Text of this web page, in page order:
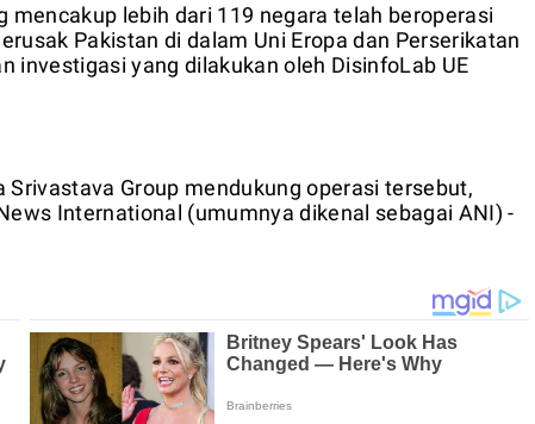
lebih dari 119 negara telah beroperasi
Pakistan di dalam Uni Eropa dan Perserikatan
investigasi yang dilakukan oleh DisinfoLab UE
Group mendukung operasi tersebut,
International (umumnya dikenal sebagai ANI) -